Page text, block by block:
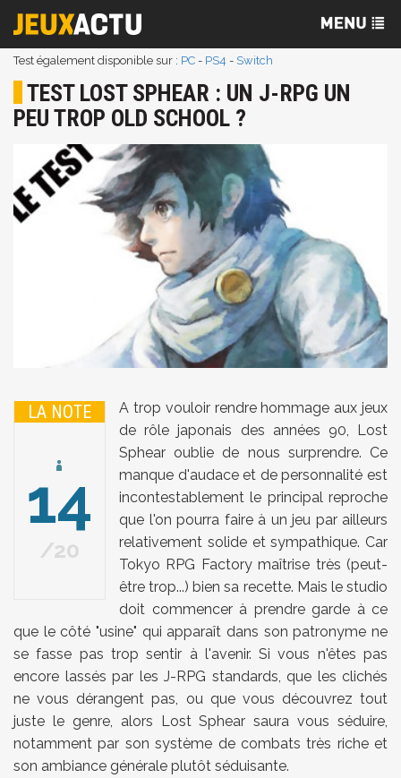
Test également disponible sur : PC - PS4 - Switch
TEST LOST SPHEAR : UN J-RPG UN
PEU TROP OLD SCHOOL ?
LA NOTE
14
20
A trop vouloir rendre hommage aux jeux
de rôle japonais des années 90, Lost
Sphear oublie de nous surprendre. Ce
manque d'audace et de personnalité est
incontestablement le principal reproche
que l'on pourra faire à un jeu par ailleurs
relativement solide et sympathique. Car
Tokyo RPG Factory maîtrise très (peut-
être trop...) bien sa recette. Mais le studio
doit commencer à prendre garde à ce
que le côté "usine" qui apparaît dans son patronyme ne
se fasse pas trop sentir à l'avenir. Si vous n'êtes pas
encore lassés par les J-RPG standards, que les clichés
ne vous dérangent pas, ou que vous découvrez tout
juste le genre, alors Lost Sphear saura vous séduire,
notamment par son système de combats très riche et
son ambiance générale plutôt séduisante.